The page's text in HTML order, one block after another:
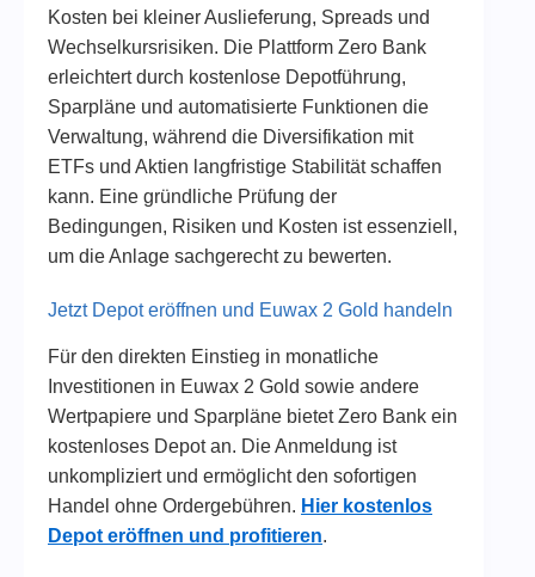
Kosten bei kleiner Auslieferung, Spreads und
Wechselkursrisiken. Die Plattform Zero Bank
erleichtert durch kostenlose Depotführung,
Sparpläne und automatisierte Funktionen die
Verwaltung, während die Diversifikation mit
ETFs und Aktien langfristige Stabilität schaffen
kann. Eine gründliche Prüfung der
Bedingungen, Risiken und Kosten ist essenziell,
um die Anlage sachgerecht zu bewerten.
Jetzt Depot eröffnen und Euwax 2 Gold handeln
Für den direkten Einstieg in monatliche
Investitionen in Euwax 2 Gold sowie andere
Wertpapiere und Sparpläne bietet Zero Bank ein
kostenloses Depot an. Die Anmeldung ist
unkompliziert und ermöglicht den sofortigen
Handel ohne Ordergebühren. Hier kostenlos
Depot eröffnen und profitieren.